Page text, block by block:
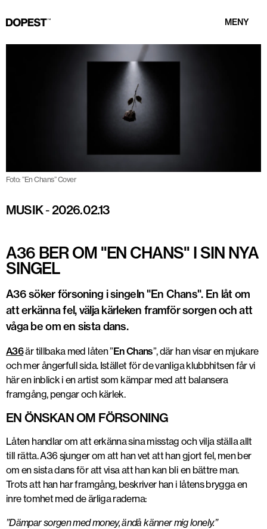
MENY
Foto: ”En Chans” Cover
MUSIK-2026.02.13
A36 BER OM "EN CHANS" I SIN NYA
SINGEL
A36 söker försoning i singeln "En Chans". En låt om
att erkänna fel, välja kärleken framför sorgen och att
våga be om en sista dans.
A36är tillbaka med låten ”En Chans”, där han visar en mjukare
och mer ångerfull sida. Istället för de vanliga klubbhitsen får vi
här en inblick i en artist som kämpar med att balansera
framgång, pengar och kärlek.
EN ÖNSKAN OM FÖRSONING
Låten handlar om att erkänna sina misstag och vilja ställa allt
till rätta. A36 sjunger om att han vet att han gjort fel, men ber
om en sista dans för att visa att han kan bli en bättre man.
Trots att han har framgång, beskriver han i låtens brygga en
inre tomhet med de ärliga raderna:
”Dämpar sorgen med money, ändå känner mig lonely.”